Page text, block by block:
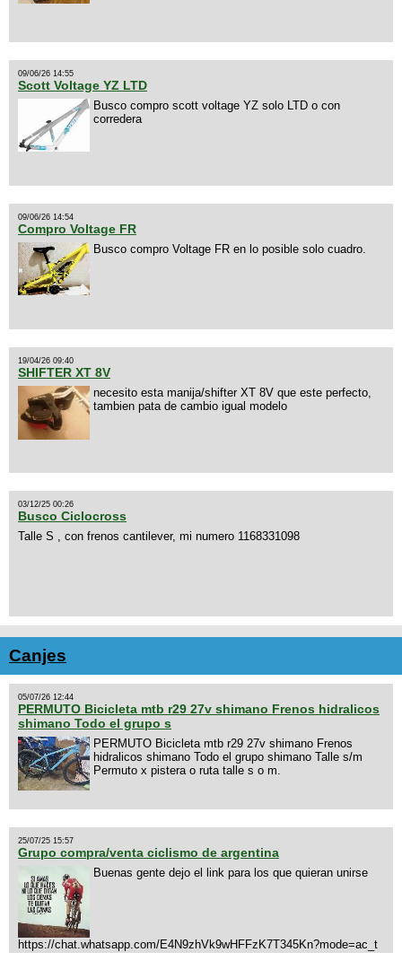
09/06/26 14:55
Scott Voltage YZ LTD
Busco compro scott voltage YZ solo LTD o con
corredera
09/06/26 14:54
Compro Voltage FR
Busco compro Voltage FR en lo posible solo cuadro.
19/04/26 09:40
SHIFTER XT 8V
necesito esta manija/shifter XT 8V que este perfecto,
tambien pata de cambio igual modelo
03/12/25 00:26
Busco Ciclocross
Talle S , con frenos cantilever, mi numero 1168331098
Canjes
05/07/26 12:44
PERMUTO Bicicleta mtb r29 27v shimano Frenos hidralicos
shimano Todo el grupo s
PERMUTO Bicicleta mtb r29 27v shimano Frenos
hidralicos shimano Todo el grupo shimano Talle s/m
Permuto x pistera o ruta talle s o m.
25/07/25 15:57
Grupo compra/venta ciclismo de argentina
Buenas gente dejo el link para los que quieran unirse
https://chat.whatsapp.com/E4N9zhVk9wHFFzK7T345Kn?mode=ac_t